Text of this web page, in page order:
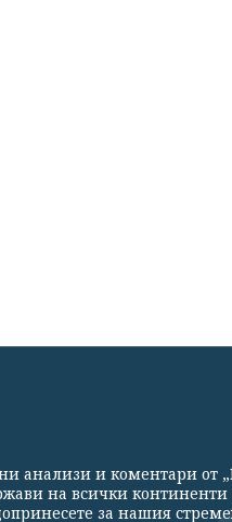
ни
анализи и коментари
на всички континенти
за нашия